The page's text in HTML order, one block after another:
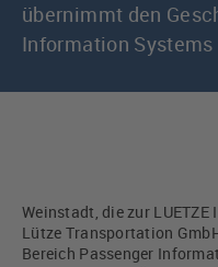
übernimmt den
Information Systems
Weinstadt, die zur LUETZE
Lütze Transportation
Bereich Passenger